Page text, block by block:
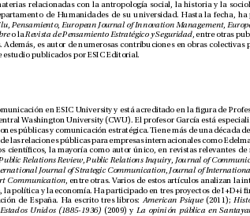
Public Relations Review , Public Relations Inquiry
International Journal of Strategic Communication
International Journal of Sport Communication
American Psique
estereotipo. Intelectuales españoles en Estados Unidos (1885-1936)
Ilu Pensamiento European Journal of Innovation Management
Comunicación y Hombre o la Revista de Pensamiento Estratégico y Seguridad